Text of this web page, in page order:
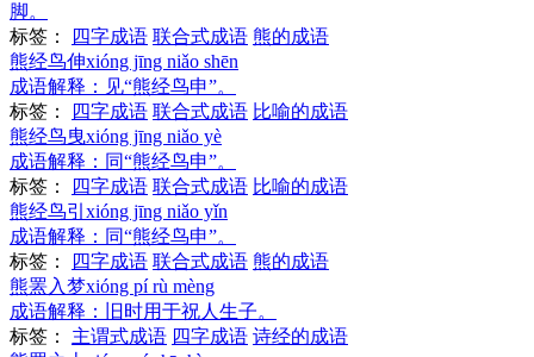
脚。
标签：
四字成语 联合式成语 熊的成语
熊经鸟伸xióng jīng niǎo shēn
成语解释： 见“熊经鸟申”。
标签：
四字成语 联合式成语 比喻的成语
熊经鸟曳xióng jīng niǎo yè
成语解释： 同“熊经鸟申”。
标签：
四字成语 联合式成语 比喻的成语
熊经鸟引 xióng jīng niǎo yǐn
成语解释： 同“熊经鸟申”。
标签：
四字成语 联合式成语 熊的成语
熊罴入梦xióng pí rù mèng
成语解释：
旧时用于祝人生子。
标签： 主谓式成语 四字成语 诗经的成语